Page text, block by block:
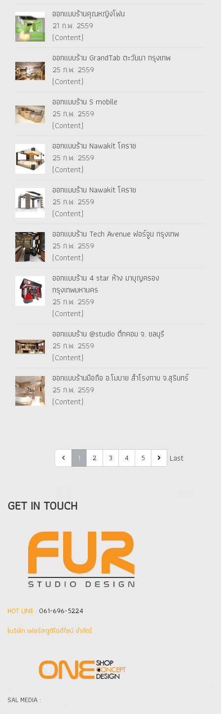
ออกแบบร้านคุณหญิงโฟน
21 ก.พ. 2559
(Content)
ออกแบบร้าน GrandTab ตะวันนา กรุงเทพ
25 ก.พ. 2559
(Content)
ออกแบบร้าน S mobile
25 ก.พ. 2559
(Content)
ออกแบบร้าน Nawakit โคราช
25 ก.พ. 2559
(Content)
ออกแบบร้าน Nawakit โคราช
25 ก.พ. 2559
(Content)
ออกแบบร้าน Tech Avenue ฟอร์จูน กรุงเทพ
25 ก.พ. 2559
(Content)
ออกแบบร้าน 4 star ห้าง มาบุญครอง
กรุงเทพมหานคร
25 ก.พ. 2559
(Content)
ออกแบบร้าน @studio ตึกคอม จ. ชลบุรี
25 ก.พ. 2559
(Content)
ออกแบบร้านมือถือ อ.โมบาย สำโรงทาบ จ.สุรินทร์
25 ก.พ. 2559
(Content)
1 2 3 4 5 Last
GET IN TOUCH
HOT LINE : 061-696-5224
(บริษัท เฟอร์สตูดิโอดีไซน์ จำกัด]
SAL MEDIA :